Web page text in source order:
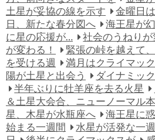
土星が妥協の線を示す
金曜日
日、新たな春分図へ
海王星が
に星の応援が…
社会のうねり
が変わる！
緊張の峠を越えて
を受ける週
満月はクライマッ
陽が土星と出会う
ダイナミッ
半年ぶりに牡羊座を去る火星
＆土星大会合、ニューノーマル本
星、木星が水瓶座へ
海王星に
始まる一週間
水星が活発な一